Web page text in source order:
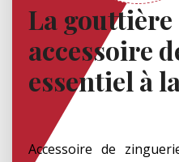
La gouttière
accessoire
essentiel à
Accessoire de